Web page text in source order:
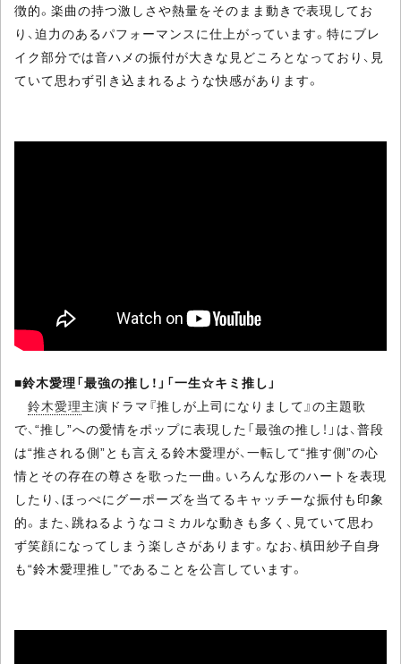
徴的。楽曲の持つ激しさや熱量をそのまま動きで表現してお
り、迫力のあるパフォーマンスに仕上がっています。特にブレ
イク部分では音ハメの振付が大きな見どころとなっており、見
ていて思わず引き込まれるような快感があります。
■鈴木愛理「最強の推し！」「一生☆キミ推し」
鈴木愛理主演ドラマ『推しが上司になりまして』の主題歌
で、“推し”への愛情をポップに表現した「最強の推し！」は、普段
は“推される側”とも言える鈴木愛理が、一転して“推す側”の心
情とその存在の尊さを歌った一曲。いろんな形のハートを表現
したり、ほっぺにグーポーズを当てるキャッチーな振付も印象
的。また、跳ねるようなコミカルな動きも多く、見ていて思わ
ず笑顔になってしまう楽しさがあります。なお、槙田紗子自身
も“鈴木愛理推し”であることを公言しています。